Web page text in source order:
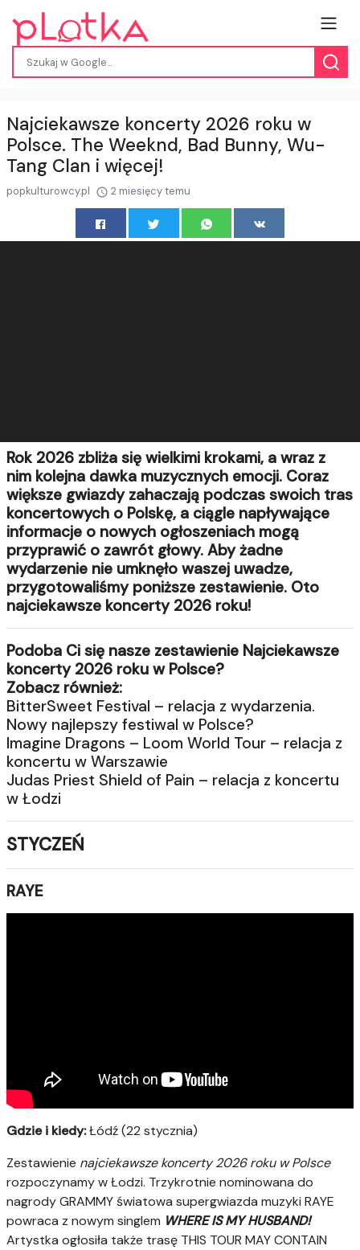
Najciekawsze koncerty 2026 roku w
Polsce. The Weeknd, Bad Bunny, Wu-
Tang Clan i więcej!
popkulturowcy.pl 2 miesięcy temu
Rok 2026 zbliża się wielkimi krokami, a wraz z
nim kolejna dawka muzycznych emocji. Coraz
większe gwiazdy zahaczają podczas swoich tras
koncertowych o Polskę, a ciągle napływające
informacje o nowych ogłoszeniach mogą
przyprawić o zawrót głowy. Aby żadne
wydarzenie nie umknęło waszej uwadze,
przygotowaliśmy poniższe zestawienie. Oto
najciekawsze koncerty 2026 roku!
Podoba Ci się nasze zestawienie Najciekawsze
koncerty 2026 roku w Polsce?
Zobacz również:
BitterSweet Festival – relacja z wydarzenia.
Nowy najlepszy festiwal w Polsce?
Imagine Dragons – Loom World Tour – relacja z
koncertu w Warszawie
Judas Priest Shield of Pain – relacja z koncertu
w Łodzi
STYCZEŃ
RAYE
Gdzie i kiedy:Łódź (22 stycznia)
Zestawienie najciekawsze koncerty 2026 roku w Polsce
rozpoczynamy w Łodzi. Trzykrotnie nominowana do
nagrody GRAMMY światowa supergwiazda muzyki RAYE
powraca z nowym singlem WHERE IS MY HUSBAND!
Artystka ogłosiła także trasę THIS TOUR MAY CONTAIN